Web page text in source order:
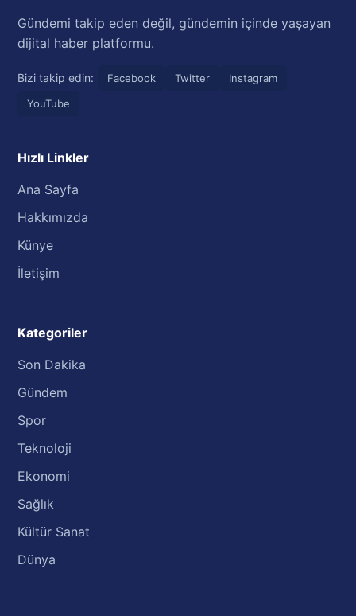
Gündemi takip eden değil, gündemin içinde yaşayan
dijital haber platformu.
Bizi takip edin: Facebook Twitter
Instagram
YouTube
Hızlı Linkler
Ana Sayfa
Hakkımızda
Künye
İletişim
Kategoriler
Son Dakika
Gündem
Spor
Teknoloji
Ekonomi
Sağlık
Kültür Sanat
Dünya